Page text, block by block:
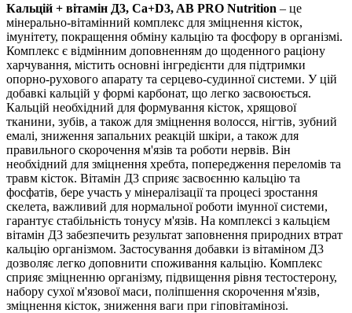
Кальцій + вітамін Д3, Ca+D3, AB PRO Nutrition – це
мінерально-вітамінний комплекс для зміцнення кісток,
імунітету, покращення обміну кальцію та фосфору в організмі.
Комплекс є відмінним доповненням до щоденного раціону
харчування, містить основні інгредієнти для підтримки
опорно-рухового апарату та серцево-судинної системи. У цій
добавкі кальцій у формі карбонат, що легко засвоюється.
Кальцій необхідний для формування кісток, хрящової
тканини, зубів, а також для зміцнення волосся, нігтів, зубний
емалі, зниження запальних реакцій шкіри, а також для
правильного скорочення м'язів та роботи нервів. Він
необхідний для зміцнення хребта, попередження переломів та
травм кісток. Вітамін Д3 сприяє засвоєнню кальцію та
фосфатів, бере участь у мінералізації та процесі зростання
скелета, важливий для нормальної роботи імунної системи,
гарантує стабільність тонусу м'язів. На комплексі з кальцієм
вітамін Д3 забезпечить результат заповнення природних втрат
кальцію організмом. Застосування добавки із вітаміном Д3
дозволяє легко доповнити споживання кальцію. Комплекс
сприяє зміцненню організму, підвищення рівня тестостерону,
набору сухої м'язової маси, поліпшення скорочення м'язів,
зміцнення кісток, зниження ваги при гіповітамінозі.